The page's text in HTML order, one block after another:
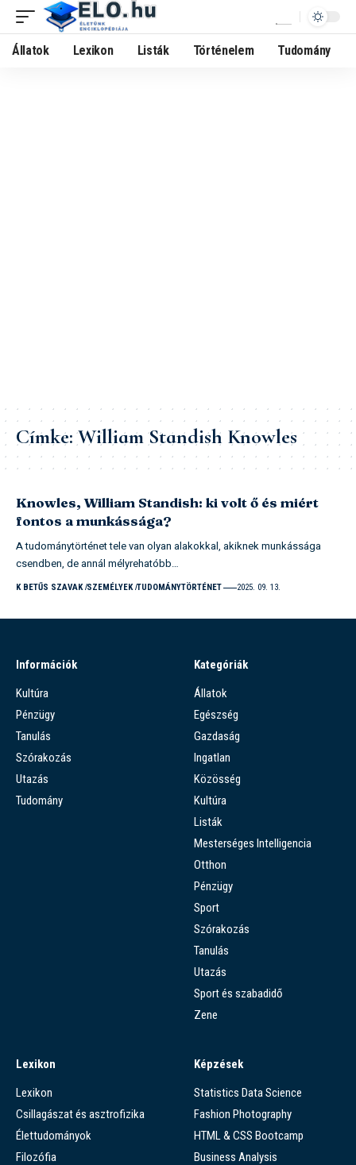
Állatok Lexikon Listák Történelem Tudomány
Címke:William Standish Knowles
Knowles, William Standish: ki volt ő és miért
fontos a munkássága?
A tudománytörténet tele van olyan alakokkal, akiknek munkássága
csendben, de annál mélyrehatóbb…
K BETŰS SZAVAK SZEMÉLYEK TUDOMÁNYTÖRTÉNET 2025. 09. 13.
Információk
Kultúra
Pénzügy
Tanulás
Szórakozás
Utazás
Tudomány
Kategóriák
Állatok
Egészség
Gazdaság
Ingatlan
Közösség
Kultúra
Listák
Mesterséges Intelligencia
Otthon
Pénzügy
Sport
Szórakozás
Tanulás
Utazás
Sport és szabadidő
Zene
Lexikon
Lexikon
Csillagászat és asztrofizika
Élettudományok
Filozófia
Képzések
Statistics Data Science
Fashion Photography
HTML & CSS Bootcamp
Business Analysis